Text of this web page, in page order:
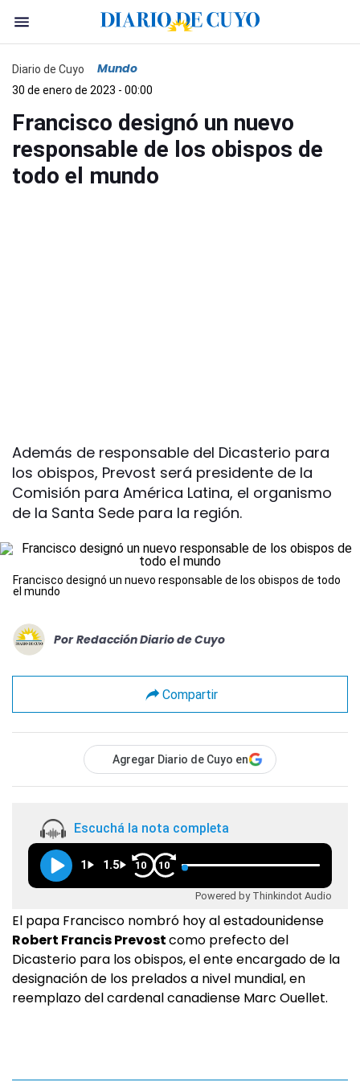
Diario de Cuyo Mundo
30 de enero de 2023 - 00:00
Francisco designó un nuevo
responsable de los obispos de
todo el mundo
Además de responsable del Dicasterio para
los obispos, Prevost será presidente de la
Comisión para América Latina, el organismo
de la Santa Sede para la región.
Francisco designó un nuevo responsable de los obispos de todo
el mundo
Por Redacción Diario de Cuyo
Compartir
Agregar Diario de Cuyo en
Escuchá la nota completa
1 1.5 10 10
Powered by Thinkindot Audio
El papa Francisco nombró hoy al estadounidense
Robert Francis Prevostcomo prefecto del
Dicasterio para los obispos, el ente encargado de la
designación de los prelados a nivel mundial, en
reemplazo del cardenal canadiense Marc Ouellet.